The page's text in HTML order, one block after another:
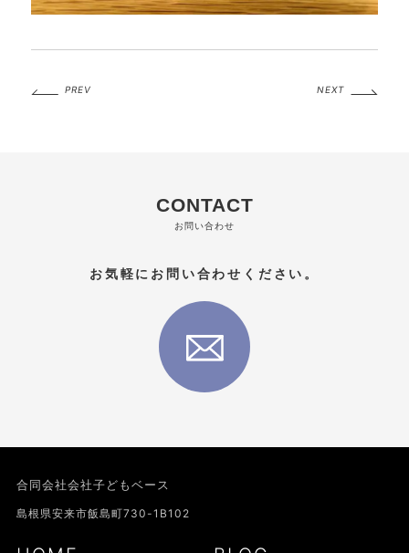
PREV NEXT
CONTACT
お問い合わせ
お気軽にお問い合わせください。
合同会社会社子どもベース
島根県安来市飯島町730-1B102